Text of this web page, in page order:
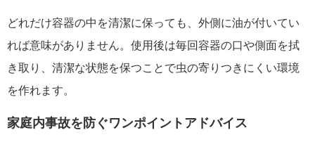
どれだけ容器の中を清潔に保っても、外側に油が付いてい
れば意味がありません。使用後は毎回容器の口や側面を拭
き取り、清潔な状態を保つことで虫の寄りつきにくい環境
を作れます。
家庭内事故を防ぐワンポイントアドバイス